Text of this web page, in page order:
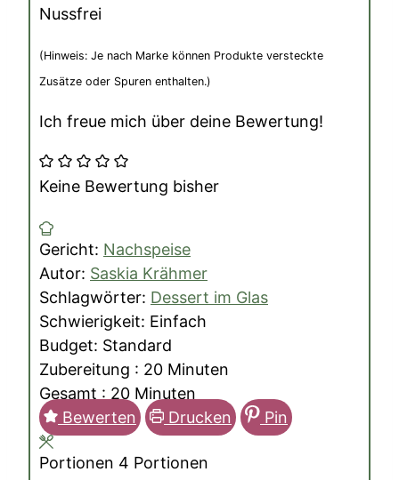
Nussfrei
(Hinweis: Je nach Marke können Produkte versteckte
Zusätze oder Spuren enthalten.)
Ich freue mich über deine Bewertung!
Keine Bewertung bisher
Gericht: Nachspeise
Autor: Saskia Krähmer
Schlagwörter: Dessert im Glas
Schwierigkeit: Einfach
Budget: Standard
Zubereitung : 20Minuten
Minuten
Gesamt : 20Minuten
Minuten
Bewerten
Drucken Pin
Portionen 4 Portionen